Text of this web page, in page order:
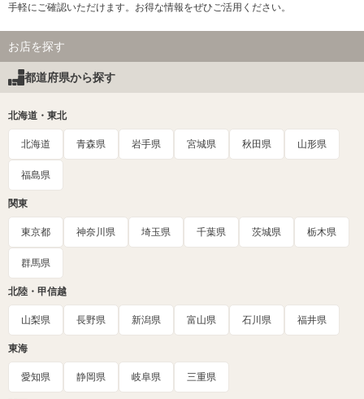
手軽にご確認いただけます。お得な情報をぜひご活用ください。
お店を探す
都道府県から探す
北海道・東北
北海道 青森県 岩手県 宮城県 秋田県 山形県
福島県
関東
東京都 神奈川県 埼玉県 千葉県 茨城県 栃木県
群馬県
北陸・甲信越
山梨県 長野県 新潟県 富山県 石川県 福井県
東海
愛知県 静岡県 岐阜県 三重県